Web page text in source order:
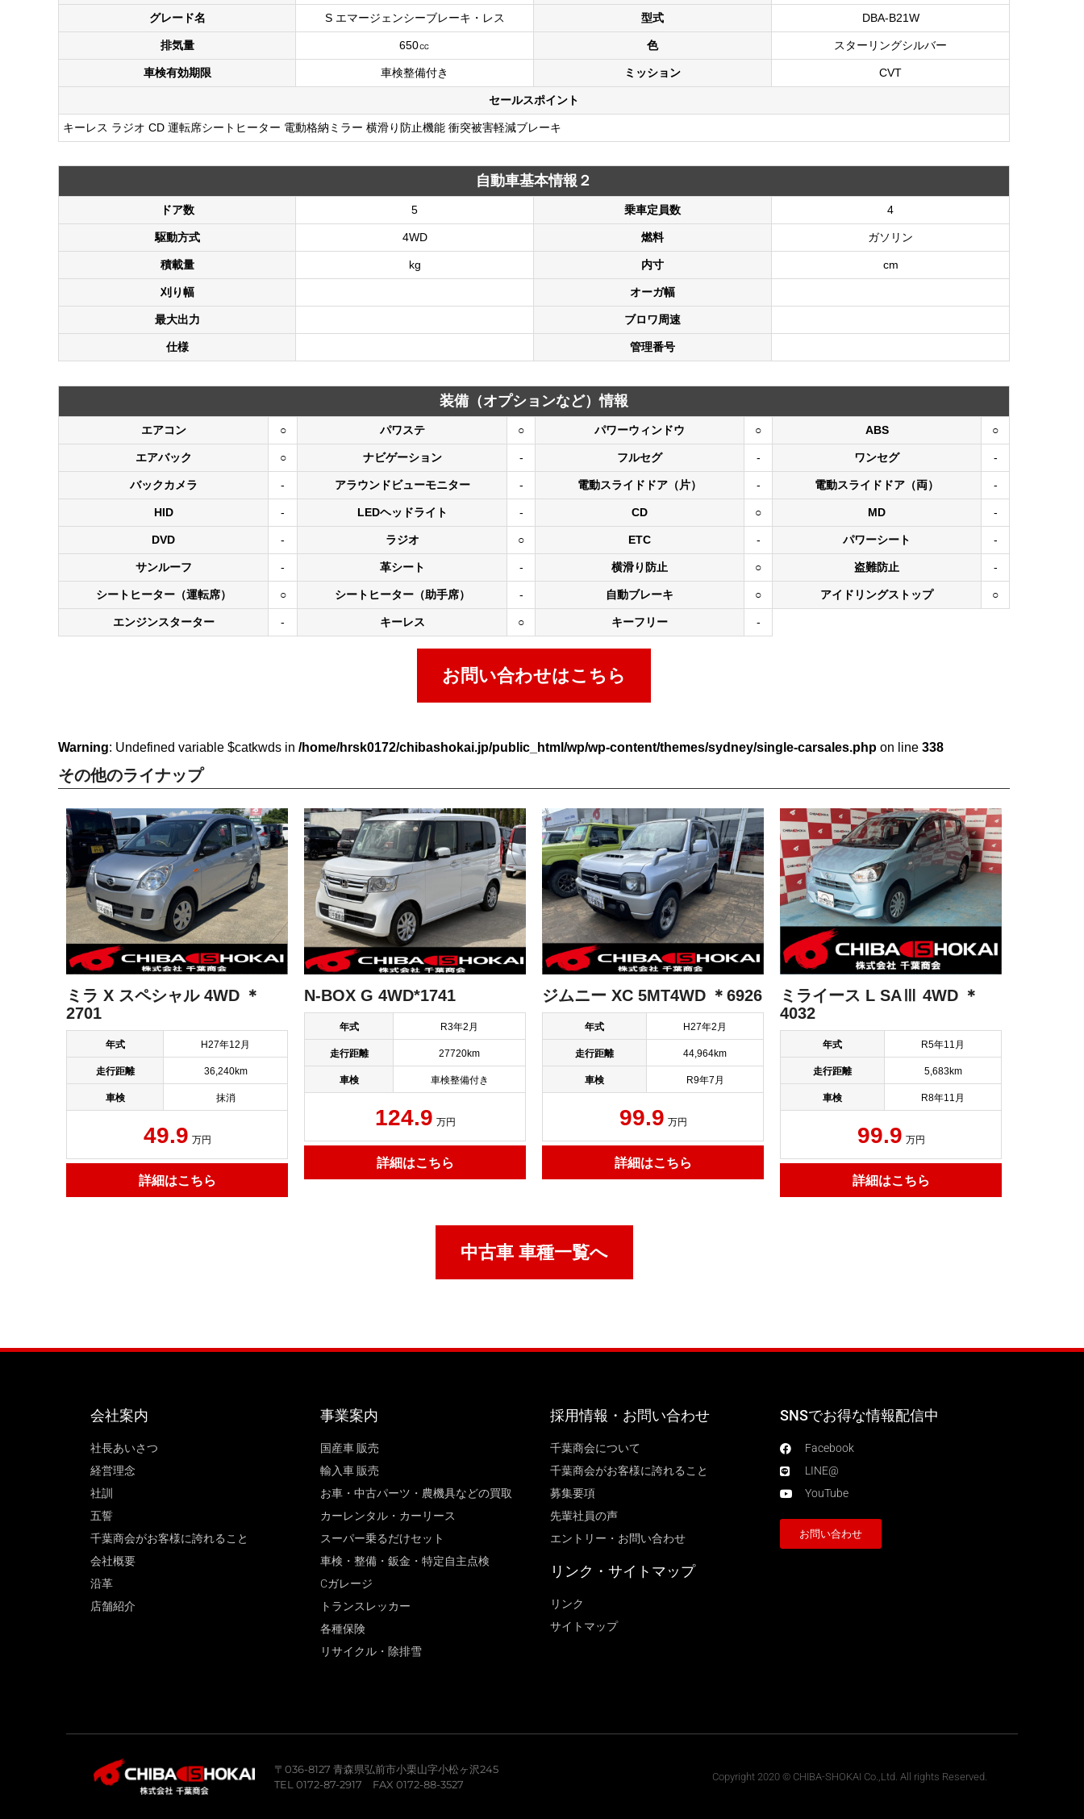
グレード名 S エマージェンシーブレーキ・レス 型式 DBA-B21W
排気量 650㏄ 色 スターリングシルバー
車検有効期限 車検整備付き ミッション CVT
セールスポイント
キーレス ラジオ CD 運転席シートヒーター 電動格納ミラー 横滑り防止機能 衝突被害軽減ブレーキ
自動車基本情報２
ドア数 5 乗車定員数 4
駆動方式 4WD 燃料 ガソリン
積載量 kg 内寸 cm
刈り幅 オーガ幅
最大出力 ブロワ周速
仕様 管理番号
装備（オプションなど）情報
エアコン ○ パワステ ○ パワーウィンドウ ○ ABS ○
エアバック ○ ナビゲーション - フルセグ - ワンセグ -
バックカメラ - アラウンドビューモニター - 電動スライドドア（片） - 電動スライドドア（両） -
HID - LEDヘッドライト - CD ○ MD -
DVD - ラジオ ○ ETC - パワーシート -
サンルーフ - 革シート - 横滑り防止 ○ 盗難防止 -
シートヒーター（運転席） ○ シートヒーター（助手席） - 自動ブレーキ ○ アイドリングストップ ○
エンジンスターター - キーレス ○ キーフリー -
お問い合わせはこちら
Warning: Undefined variable $catkwds in /home/hrsk0172/chibashokai.jp/public_html/wp/wp-content/themes/sydney/single-carsales.php on line 338
その他のライナップ
ミラ X スペシャル 4WD ＊
2701
年式 H27年12月
走行距離 36,240km
車検 抹消
49.9 万円
詳細はこちら
N-BOX G 4WD*1741
年式 R3年2月
走行距離 27720km
車検 車検整備付き
124.9 万円
詳細はこちら
ジムニー XC 5MT4WD ＊6926
年式 H27年2月
走行距離 44,964km
車検 R9年7月
99.9 万円
詳細はこちら
ミライース L SAⅢ 4WD ＊
4032
年式 R5年11月
走行距離 5,683km
車検 R8年11月
99.9 万円
詳細はこちら
中古車 車種一覧へ
会社案内
社長あいさつ
経営理念
社訓
五誓
千葉商会がお客様に誇れること
会社概要
沿革
店舗紹介
事業案内
国産車 販売
輸入車 販売
お車・中古パーツ・農機具などの買取
カーレンタル・カーリース
スーパー乗るだけセット
車検・整備・鈑金・特定自主点検
Cガレージ
トランスレッカー
各種保険
リサイクル・除排雪
採用情報・お問い合わせ
千葉商会について
千葉商会がお客様に誇れること​
募集要項
先輩社員の声
エントリー・お問い合わせ
リンク・サイトマップ
リンク
サイトマップ
SNSでお得な情報配信中
Facebook
LINE@
YouTube
お問い合わせ
〒036-8127 青森県弘前市小栗山字小松ヶ沢245
TEL 0172-87-2917 FAX 0172-88-3527
Copyright 2020 © CHIBA-SHOKAI Co.,Ltd. All rights Reserved.